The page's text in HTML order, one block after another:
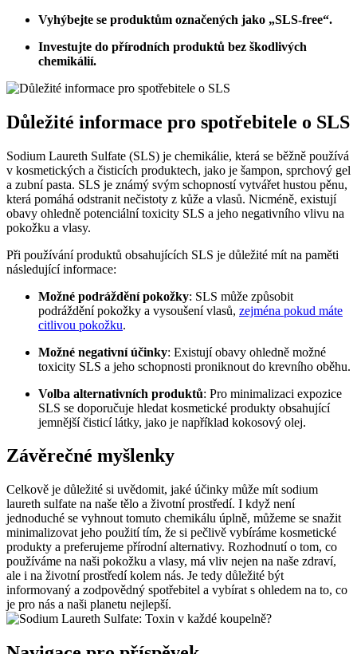
Vyhýbejte se produktům označených jako „SLS-free“.
Investujte do přírodních produktů bez škodlivých
chemikálií.
Důležité informace pro spotřebitele o SLS
Sodium Laureth Sulfate (SLS) je chemikálie, která se běžně používá
v kosmetických a čisticích produktech, jako je šampon, sprchový gel
a zubní pasta. SLS je známý svým schopností vytvářet hustou pěnu,
která pomáhá odstranit nečistoty z kůže a vlasů. Nicméně, existují
obavy ohledně potenciální toxicity SLS a jeho negativního vlivu na
pokožku a vlasy.
Při používání produktů obsahujících SLS je důležité mít na paměti
následující informace:
Možné podráždění pokožky: SLS může způsobit
podráždění pokožky a vysoušení vlasů, zejména pokud máte
citlivou pokožku.
Možné negativní účinky: Existují obavy ohledně možné
toxicity SLS a jeho schopnosti proniknout do krevního oběhu.
Volba alternativních produktů: Pro minimalizaci expozice
SLS se doporučuje hledat kosmetické produkty obsahující
jemnější čisticí látky, jako je například kokosový olej.
Závěrečné myšlenky
Celkově je důležité si uvědomit, jaké účinky může mít sodium
laureth sulfate na naše tělo a životní prostředí. I když není
jednoduché se vyhnout tomuto chemikálu úplně, můžeme se snažit
minimalizovat jeho použití tím, že si pečlivě vybíráme kosmetické
produkty a preferujeme přírodní alternativy. Rozhodnutí o tom, co
používáme na naši pokožku a vlasy, má vliv nejen na naše zdraví,
ale i na životní prostředí kolem nás. Je tedy důležité být
informovaný a zodpovědný spotřebitel a vybírat s ohledem na to, co
je pro nás a naši planetu nejlepší.